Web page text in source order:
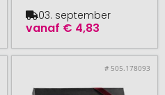
vanaf € 4,83
03. september
# 505.178093